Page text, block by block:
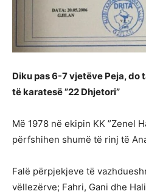
Diku pas 6-7 vjetëve Peja, do
të karatesë ”22 Dhjetori”
Më 1978 në ekipin KK ”Zenel
përfshihen shumë të rinj të
Falë përpjekjeve të
vëllezërve; Fahri, Gani dhe